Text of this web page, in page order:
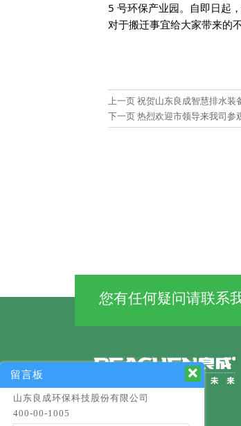
5 号环保产业园。自即日起
对于搬迁事宜给大家带来的
上一页 祝贺山东良成智慧排水装
下一页 热烈欢迎市领导来我司参
您有任何疑问请联系

留言板
山东良成环保科技股份有限公司
400-00-1005